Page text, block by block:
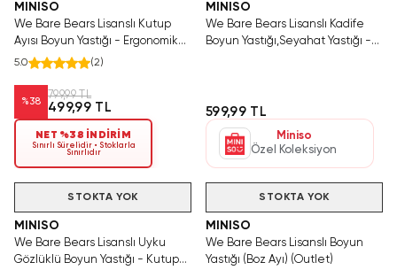
MINISO
We Bare Bears Lisanslı Kutup
Ayısı Boyun Yastığı - Ergonomik
Destekli Yumuşak Dokulu
5.0 (2)
%38
799,99 TL
499,99 TL
NET %38 İNDİRİM
Sınırlı Sürelidir • Stoklarla
Sınırlıdır
MINISO
We Bare Bears Lisanslı Kadife
Boyun Yastığı,Seyahat Yastığı -
599,99 TL
Miniso
Özel Koleksiyon
STOKTA YOK
MINISO
We Bare Bears Lisanslı Uyku
Gözlüklü Boyun Yastığı - Kutup
STOKTA YOK
MINISO
We Bare Bears Lisanslı Boyun
Yastığı (Boz Ayı) (Outlet)